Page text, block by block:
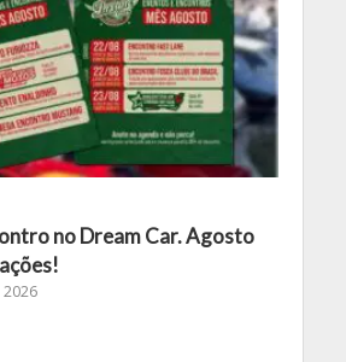
no Dream Car. Agosto